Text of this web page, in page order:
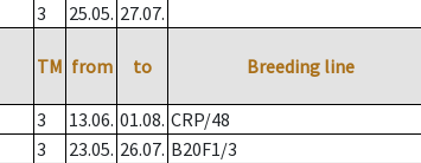
3 25.05. 27.07.
TM from to Breeding line
3 13.06. 01.08. CRP/48
3 23.05. 26.07. B20F1/3